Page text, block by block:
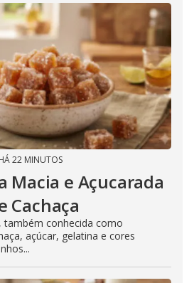
22 MINUTOS
Macia e Açucarada
Cachaça
também conhecida como
açúcar, gelatina e cores